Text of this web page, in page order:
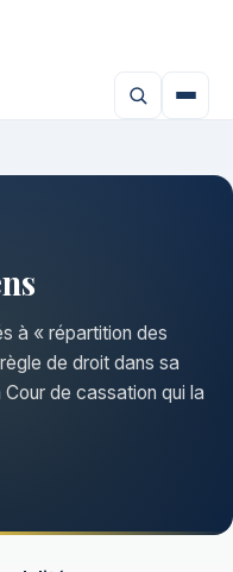
à « répartition des
de droit dans sa
de cassation qui la